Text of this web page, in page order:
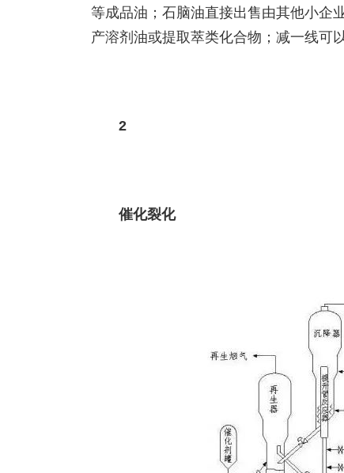
等成品油；石脑油直接出售由其他小企
产溶剂油或提取萃类化合物；减一线可
2
催化裂化